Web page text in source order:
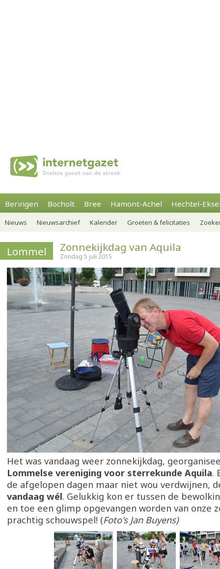
Beringen Bocholt Bree Hamont-Achel Hechtel-
Nieuws Nieuwsarchief Kalender Groeten & felicitaties
Lommel Zonnekijkdag van Aquila
Zondag 5 juli 2015
Het was vandaag weer zonnekijkdag,
Lommelse vereniging voor sterrekunde Aquila.
de afgelopen dagen maar niet wou verdwijnen,
vandaag wél. Gelukkig kon er tussen de
en toe een glimp opgevangen worden van onze
prachtig schouwspel! (Foto's Jan Buyens)